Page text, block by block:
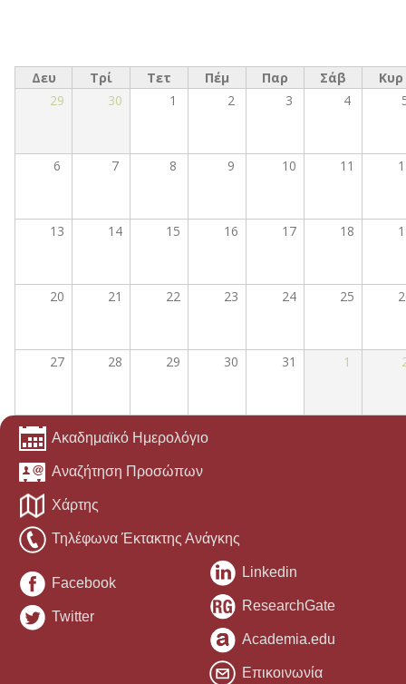
Δευ Τρί Τετ Πέμ Παρ Σάβ
Κυρ
29
30 1 2 3 4
6 7 8 9 10 11
13 14 15 16 17 18
20 21 22 23 24 25
27 28 29 30 31 1
Ακαδημαϊκό Ημερολόγιο
Αναζήτηση Προσώπων
Χάρτης
Τηλέφωνα Έκτακτης Ανάγκης
Facebook
Twitter
Linkedin
ResearchGate
Academia.edu
Επικοινωνία